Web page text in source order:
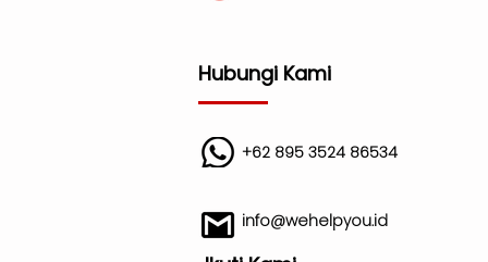
Hubungi Kami
+62 895 3524 86534
info@wehelpyou.id